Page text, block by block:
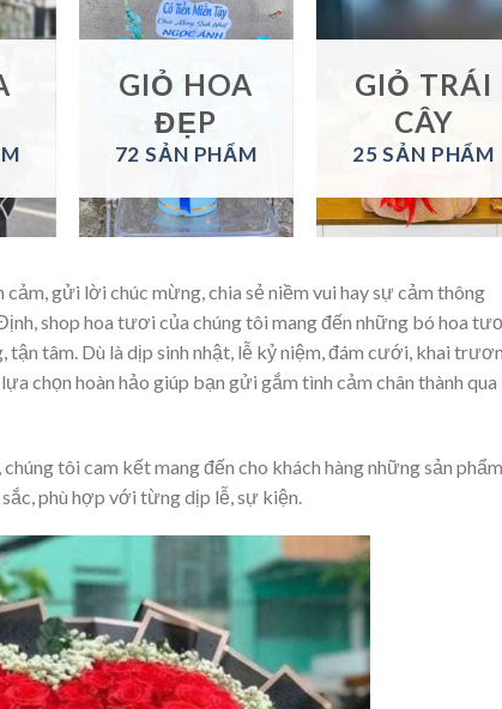
GIỎ HOA
ĐẸP
72 SẢN PHẨM
GIỎ TRÁI
CÂY
25 SẢN PHẨM
gửi lời chúc mừng, chia sẻ niềm vui hay sự cảm thông
shop hoa tươi của chúng tôi mang đến những bó hoa
tận tâm. Dù là dịp sinh nhật, lễ kỷ niệm, đám cưới, khai
chọn hoàn hảo giúp bạn gửi gắm tình cảm chân thành qua
tôi cam kết mang đến cho khách hàng những sản phẩm
phù hợp với từng dịp lễ, sự kiện.